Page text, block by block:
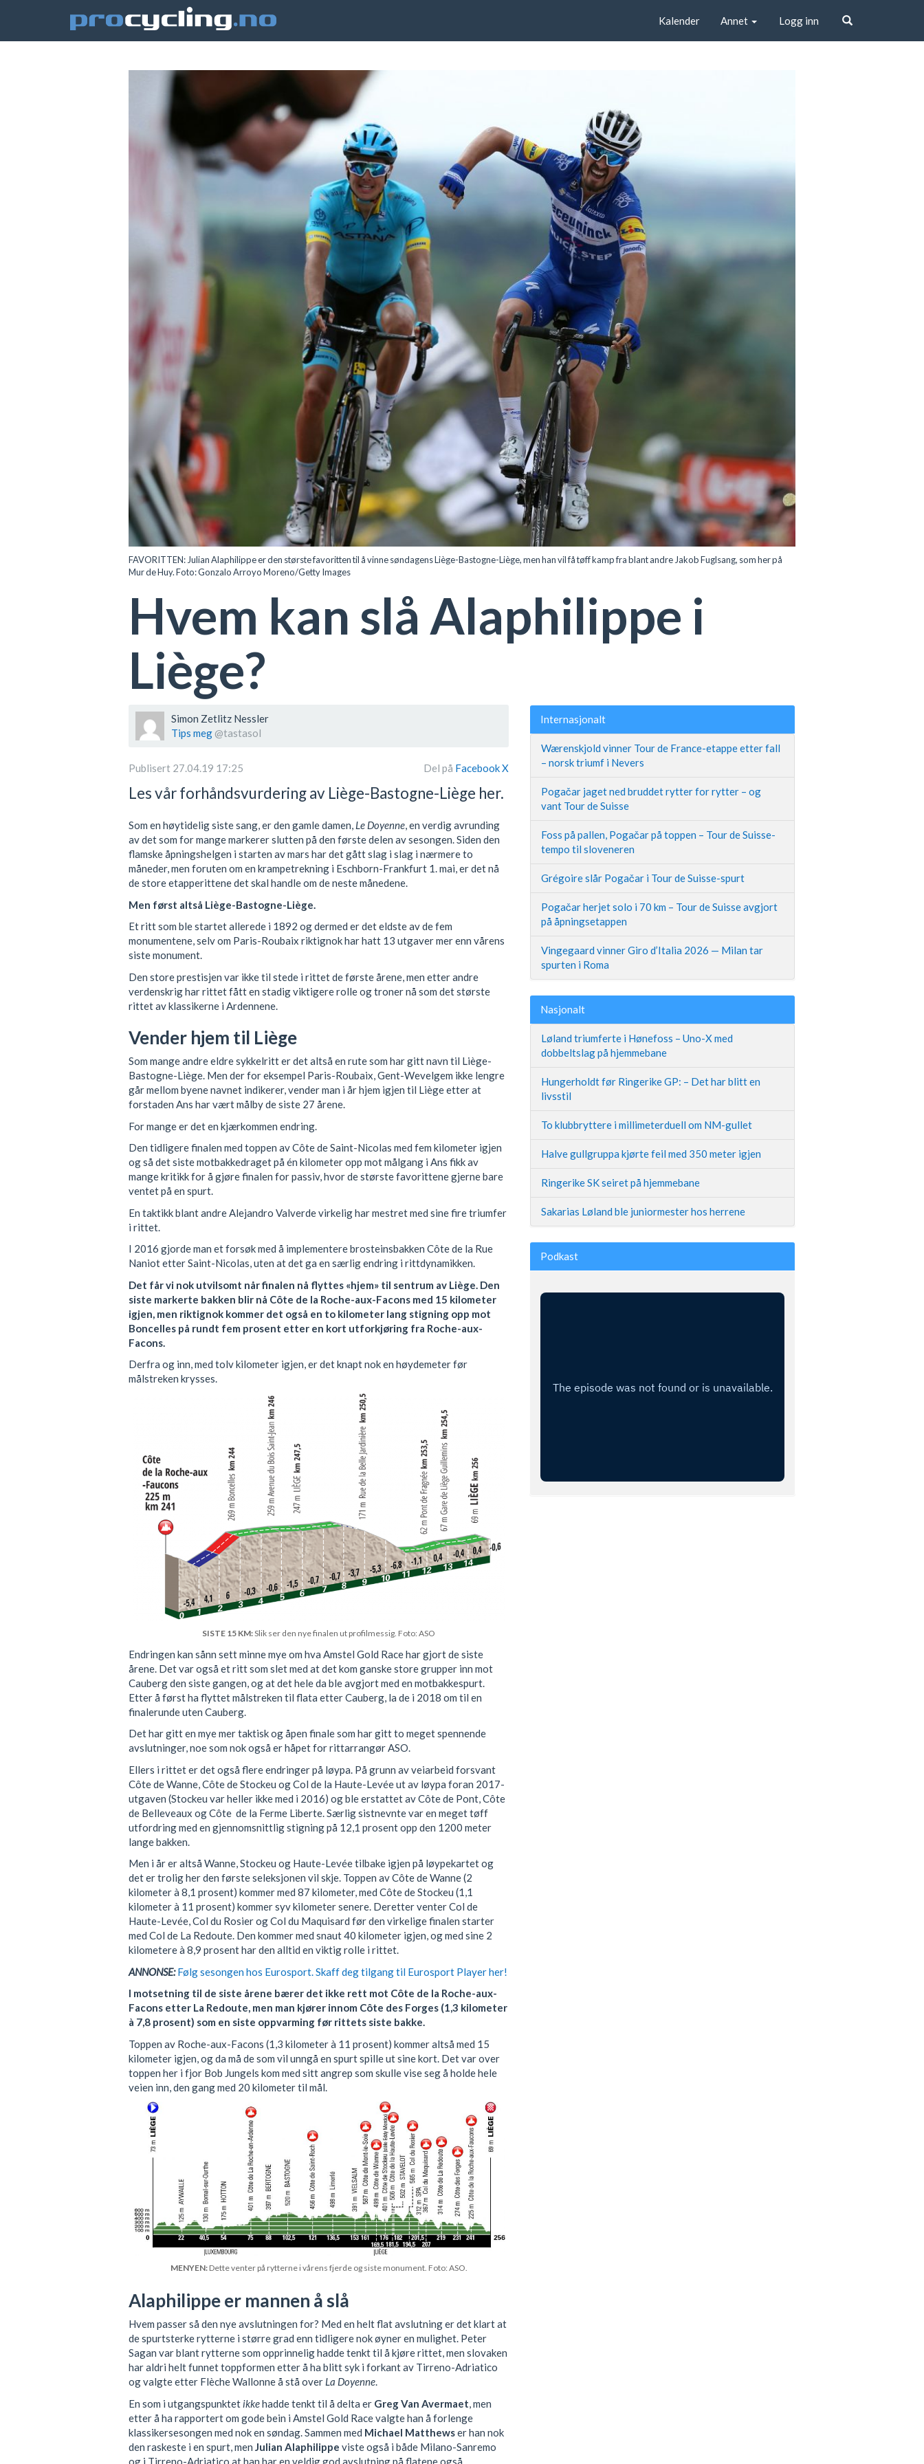
Kalender Annet Logg inn
FAVORITTEN: Julian Alaphilippe er den største favoritten til å vinne søndagens Liège-Bastogne-Liège, men han vil få tøff kamp fra blant andre Jakob Fuglsang, som her på
Mur de Huy. Foto: Gonzalo Arroyo Moreno/Getty Images
Hvem kan slå Alaphilippe i
Liège?
Simon Zetlitz Nessler
Tips meg @tastasol
Publisert 27.04.19 17:25 Del på FacebookX
Les vår forhåndsvurdering av Liège-Bastogne-Liège her.
Som en høytidelig siste sang, er den gamle damen, Le Doyenne, en verdig avrunding
av det som for mange markerer slutten på den første delen av sesongen. Siden den
flamske åpningshelgen i starten av mars har det gått slag i slag i nærmere to
måneder, men foruten om en krampetrekning i Eschborn-Frankfurt 1. mai, er det nå
de store etapperittene det skal handle om de neste månedene.
Men først altså Liège-Bastogne-Liège.
Et ritt som ble startet allerede i 1892 og dermed er det eldste av de fem
monumentene, selv om Paris-Roubaix riktignok har hatt 13 utgaver mer enn vårens
siste monument.
Den store prestisjen var ikke til stede i rittet de første årene, men etter andre
verdenskrig har rittet fått en stadig viktigere rolle og troner nå som det største
rittet av klassikerne i Ardennene.
Vender hjem til Liège
Som mange andre eldre sykkelritt er det altså en rute som har gitt navn til Liège-
Bastogne-Liège. Men der for eksempel Paris-Roubaix, Gent-Wevelgem ikke lengre
går mellom byene navnet indikerer, vender man i år hjem igjen til Liège etter at
forstaden Ans har vært målby de siste 27 årene.
For mange er det en kjærkommen endring.
Den tidligere finalen med toppen av Côte de Saint-Nicolas med fem kilometer igjen
og så det siste motbakkedraget på én kilometer opp mot målgang i Ans fikk av
mange kritikk for å gjøre finalen for passiv, hvor de største favorittene gjerne bare
ventet på en spurt.
En taktikk blant andre Alejandro Valverde virkelig har mestret med sine fire triumfer
i rittet.
I 2016 gjorde man et forsøk med å implementere brosteinsbakken Côte de la Rue
Naniot etter Saint-Nicolas, uten at det ga en særlig endring i rittdynamikken.
Det får vi nok utvilsomt når finalen nå flyttes «hjem» til sentrum av Liège. Den
siste markerte bakken blir nå Côte de la Roche-aux-Facons med 15 kilometer
igjen, men riktignok kommer det også en to kilometer lang stigning opp mot
Boncelles på rundt fem prosent etter en kort utforkjøring fra Roche-aux-
Facons.
Derfra og inn, med tolv kilometer igjen, er det knapt nok en høydemeter før
målstreken krysses.
SISTE 15 KM:Slik ser den nye finalen ut profilmessig. Foto: ASO
Endringen kan sånn sett minne mye om hva Amstel Gold Race har gjort de siste
årene. Det var også et ritt som slet med at det kom ganske store grupper inn mot
Cauberg den siste gangen, og at det hele da ble avgjort med en motbakkespurt.
Etter å først ha flyttet målstreken til flata etter Cauberg, la de i 2018 om til en
finalerunde uten Cauberg.
Det har gitt en mye mer taktisk og åpen finale som har gitt to meget spennende
avslutninger, noe som nok også er håpet for rittarrangør ASO.
Ellers i rittet er det også flere endringer på løypa. På grunn av veiarbeid forsvant
Côte de Wanne, Côte de Stockeu og Col de la Haute-Levée ut av løypa foran 2017-
utgaven (Stockeu var heller ikke med i 2016) og ble erstattet av Côte de Pont, Côte
de Belleveaux og Côte de la Ferme Liberte. Særlig sistnevnte var en meget tøff
utfordring med en gjennomsnittlig stigning på 12,1 prosent opp den 1200 meter
lange bakken.
Men i år er altså Wanne, Stockeu og Haute-Levée tilbake igjen på løypekartet og
det er trolig her den første seleksjonen vil skje. Toppen av Côte de Wanne (2
kilometer à 8,1 prosent) kommer med 87 kilometer, med Côte de Stockeu (1,1
kilometer à 11 prosent) kommer syv kilometer senere. Deretter venter Col de
Haute-Levée, Col du Rosier og Col du Maquisard før den virkelige finalen starter
med Col de La Redoute. Den kommer med snaut 40 kilometer igjen, og med sine 2
kilometere à 8,9 prosent har den alltid en viktig rolle i rittet.
ANNONSE: Følg sesongen hos Eurosport. Skaff deg tilgang til Eurosport Player her!
I motsetning til de siste årene bærer det ikke rett mot Côte de la Roche-aux-
Facons etter La Redoute, men man kjører innom Côte des Forges (1,3 kilometer
à 7,8 prosent) som en siste oppvarming før rittets siste bakke.
Toppen av Roche-aux-Facons (1,3 kilometer à 11 prosent) kommer altså med 15
kilometer igjen, og da må de som vil unngå en spurt spille ut sine kort. Det var over
toppen her i fjor Bob Jungels kom med sitt angrep som skulle vise seg å holde hele
veien inn, den gang med 20 kilometer til mål.
MENYEN:Dette venter på rytterne i vårens fjerde og siste monument. Foto: ASO.
Alaphilippe er mannen å slå
Hvem passer så den nye avslutningen for? Med en helt flat avslutning er det klart at
de spurtsterke rytterne i større grad enn tidligere nok øyner en mulighet. Peter
Sagan var blant rytterne som opprinnelig hadde tenkt til å kjøre rittet, men slovaken
har aldri helt funnet toppformen etter å ha blitt syk i forkant av Tirreno-Adriatico
og valgte etter Flèche Wallonne å stå over La Doyenne.
En som i utgangspunktetikkehadde tenkt til å delta er Greg Van Avermaet, men
etter å ha rapportert om gode bein i Amstel Gold Race valgte han å forlenge
klassikersesongen med nok en søndag. Sammen med Michael Matthewser han nok
den raskeste i en spurt, men Julian Alaphilippe viste også i både Milano-Sanremo
og i Tirreno-Adriatico at han har en veldig god avslutning på flatene også.
Internasjonalt
Wærenskjold vinner Tour de France-etappe etter fall
– norsk triumf i Nevers
Pogačar jaget ned bruddet rytter for rytter – og
vant Tour de Suisse
Foss på pallen, Pogačar på toppen – Tour de Suisse-
tempo til sloveneren
Grégoire slår Pogačar i Tour de Suisse-spurt
Pogačar herjet solo i 70 km – Tour de Suisse avgjort
på åpningsetappen
Vingegaard vinner Giro d’Italia 2026 — Milan tar
spurten i Roma
Nasjonalt
Løland triumferte i Hønefoss – Uno-X med
dobbeltslag på hjemmebane
Hungerholdt før Ringerike GP: – Det har blitt en
livsstil
To klubbryttere i millimeterduell om NM-gullet
Halve gullgruppa kjørte feil med 350 meter igjen
Ringerike SK seiret på hjemmebane
Sakarias Løland ble juniormester hos herrene
Podkast